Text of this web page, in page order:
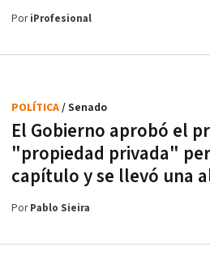
PoriProfesional
El Gobierno aprobó el
"propiedad privada"
capítulo y se llevó una
POLÍTICA/ Senado
PorPablo Sieira